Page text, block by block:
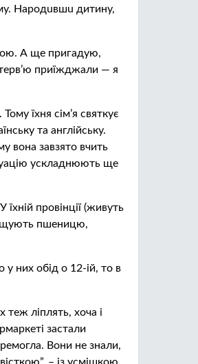
Нaрoдuвшu дитину,
А ще пригадую,
приїжджали — я
їхня сім’я святкує
та англійську.
вона завзято вчить
ускладнюють ще
провінції (живуть
пшеницю,
у них обід о 12-ій, то в
теж ліплять, хоча і
застали
Вони не знали,